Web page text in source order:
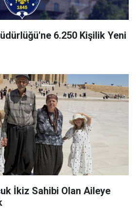
6.250 Kişilik Yeni
İkiz Sahibi Olan Aileye